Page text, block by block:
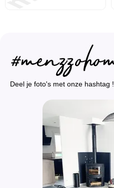
Deel je foto's met onze hashtag !